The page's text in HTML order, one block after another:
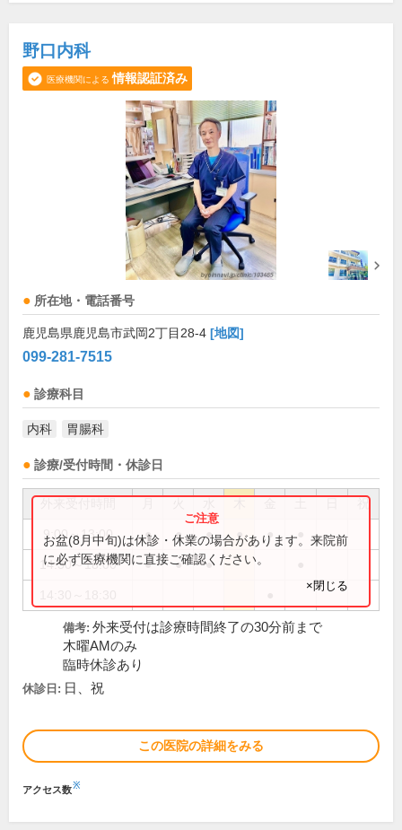
野口内科
医療機関による 情報認証済み
所在地・電話番号
鹿児島県鹿児島市武岡2丁目28-4 [地図]
099-281-7515
診療科目
内科 胃腸科
診療/受付時間・休診日
祝
9:00～13:00 ● ● ● ● ●
14:30～18:00 ● ● ●
お盆(8月中旬)は休診・休業の場合があります。来院前
に必ず医療機関に直接ご確認ください。
×閉じる
備考: 外来受付は診療時間終了の30分前まで
木曜AMのみ
臨時休診あり
休診日: 日、祝
この医院の詳細をみる
アクセス数※